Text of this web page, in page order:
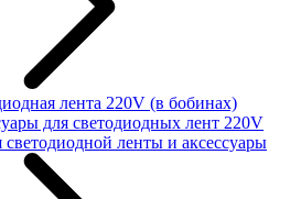
лента 220V (в бобинах)
для светодиодных лент 220V
ленты и аксессуары